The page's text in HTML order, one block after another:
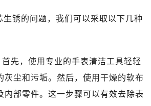
生锈的问题，我们可以采取以下几种
先，使用专业的手表清洁工具轻轻
灰尘和污垢。然后，使用干燥的软布
内部零件。这一步骤可以有效去除表